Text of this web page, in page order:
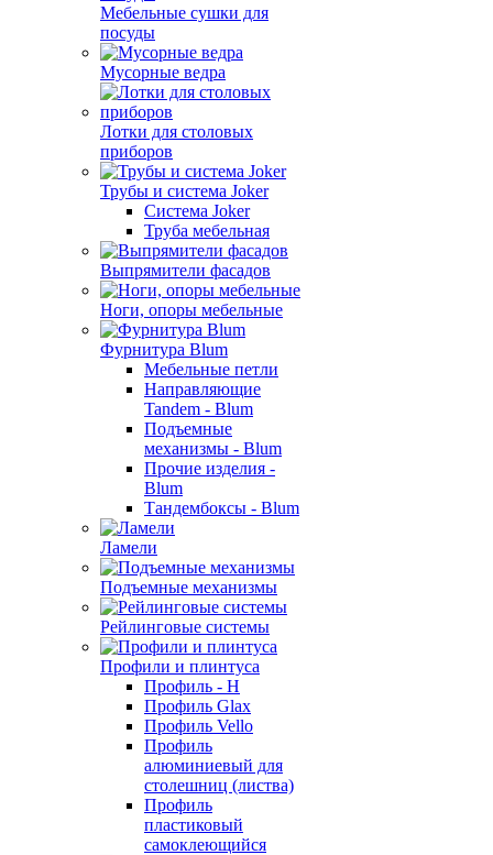
Мебельные сушки для
посуды
Мусорные ведра
Лотки для столовых
приборов
Трубы и система Joker
Система Joker
Труба мебельная
Выпрямители фасадов
Ноги, опоры мебельные
Фурнитура Blum
Мебельные петли
Направляющие
Tandem - Blum
Подъемные
механизмы - Blum
Прочие изделия -
Blum
Тандембоксы - Blum
Ламели
Подъемные механизмы
Рейлинговые системы
Профили и плинтуса
Профиль - H
Профиль Glax
Профиль Vello
Профиль
алюминиевый для
столешниц (листва)
Профиль
пластиковый
самоклеющийся